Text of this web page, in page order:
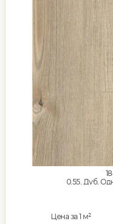
0,55, Дуб,
Цена за 1 м²